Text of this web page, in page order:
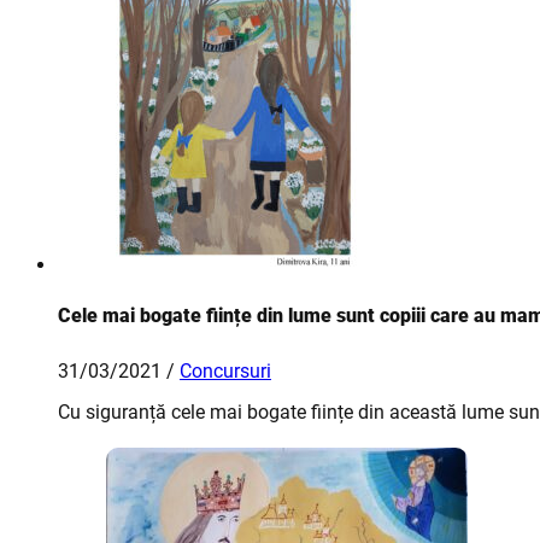
Cele mai bogate ființe din lume sunt copiii care au
31/03/2021 / Concursuri
Cu siguranță cele mai bogate ființe din această lume